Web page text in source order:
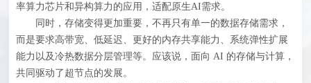
率算力芯片和异构算力的应用，适配原生AI需求。
同时，存储变得更加重要，不再只有单一的数据存储需求，
而是要求高带宽、低延迟、更好的内存共享能力、系统弹性扩展
能力以及冷热数据分层管理等。应该说，面向 AI 的存储与计算，
共同驱动了超节点的发展。